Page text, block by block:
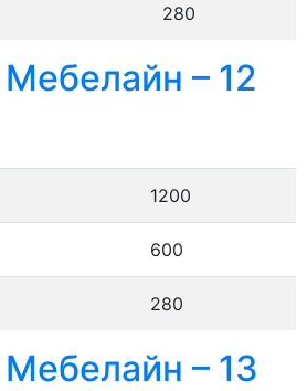
280
– 12
1200
600
280
– 13